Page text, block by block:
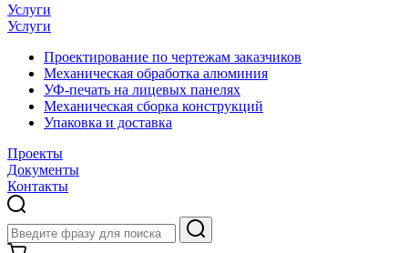
Услуги
Услуги
Проектирование по чертежам заказчиков
Механическая обработка алюминия
УФ-печать на лицевых панелях
Механическая сборка конструкций
Упаковка и доставка
Проекты
Документы
Контакты